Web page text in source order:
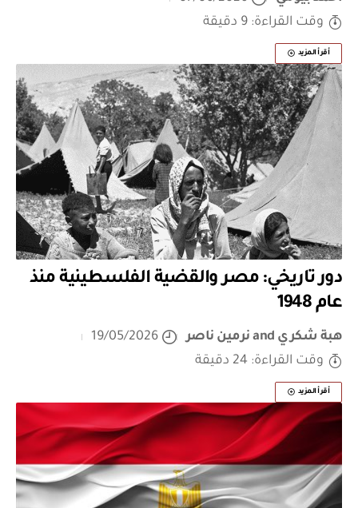
وقت القراءة: 9 دقيقة
أقرأ المزيد
دور تاريخي: مصر والقضية الفلسطينية منذ
عام 1948
هبة شكريand نرمين ناصر
19/05/2026
وقت القراءة: 24 دقيقة
أقرأ المزيد